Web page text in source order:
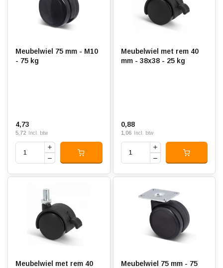
Meubelwiel 75 mm - M10
- 75 kg
4,73
5,72 Incl. btw
Meubelwiel met rem 40
mm - 38x38 - 25 kg
0,88
1,06 Incl. btw
Meubelwiel met rem 40
Meubelwiel 75 mm - 75